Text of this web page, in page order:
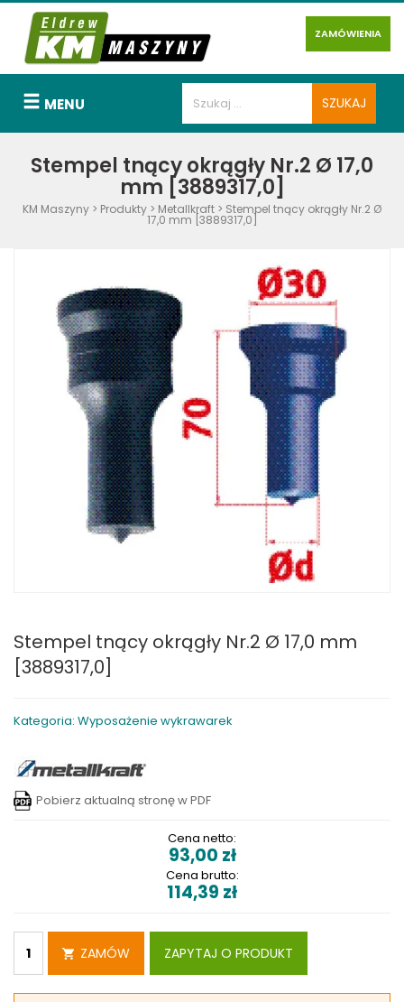
ZAMÓWIENIA
MENU
Stempel tnący okrągły Nr.2 Ø 17,0
mm [3889317,0]
KM Maszyny > Produkty > Metallkraft > Stempel tnący okrągły Nr.2 Ø
17,0 mm [3889317,0]
Stempel tnący okrągły Nr.2 Ø 17,0 mm
[3889317,0]
Kategoria: Wyposażenie wykrawarek
Pobierz aktualną stronę w PDF
Cena netto:
93,00 zł
Cena brutto:
114,39 zł
ZAMÓW ZAPYTAJ O PRODUKT